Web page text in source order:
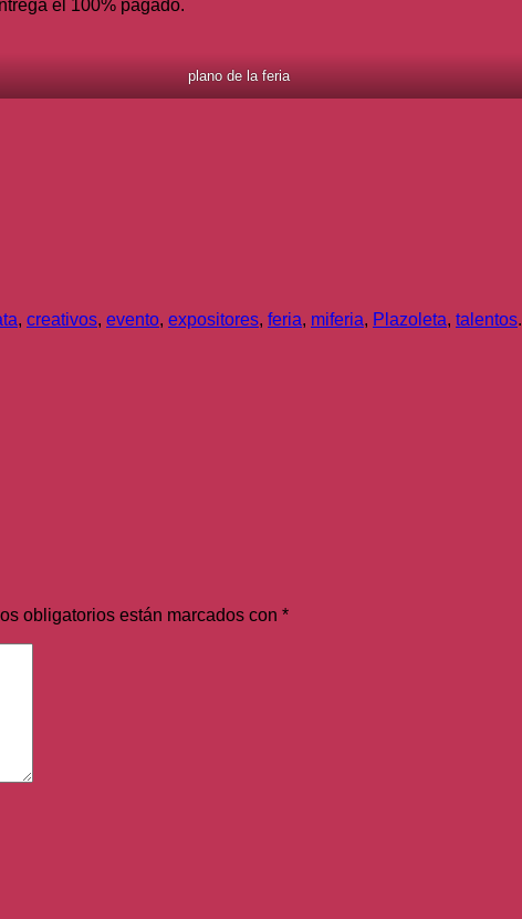
el 100% pagado.
plano de la feria
, creativos, evento, expositores, feria, miferia, Plazoleta, talentos.
obligatorios están marcados con *